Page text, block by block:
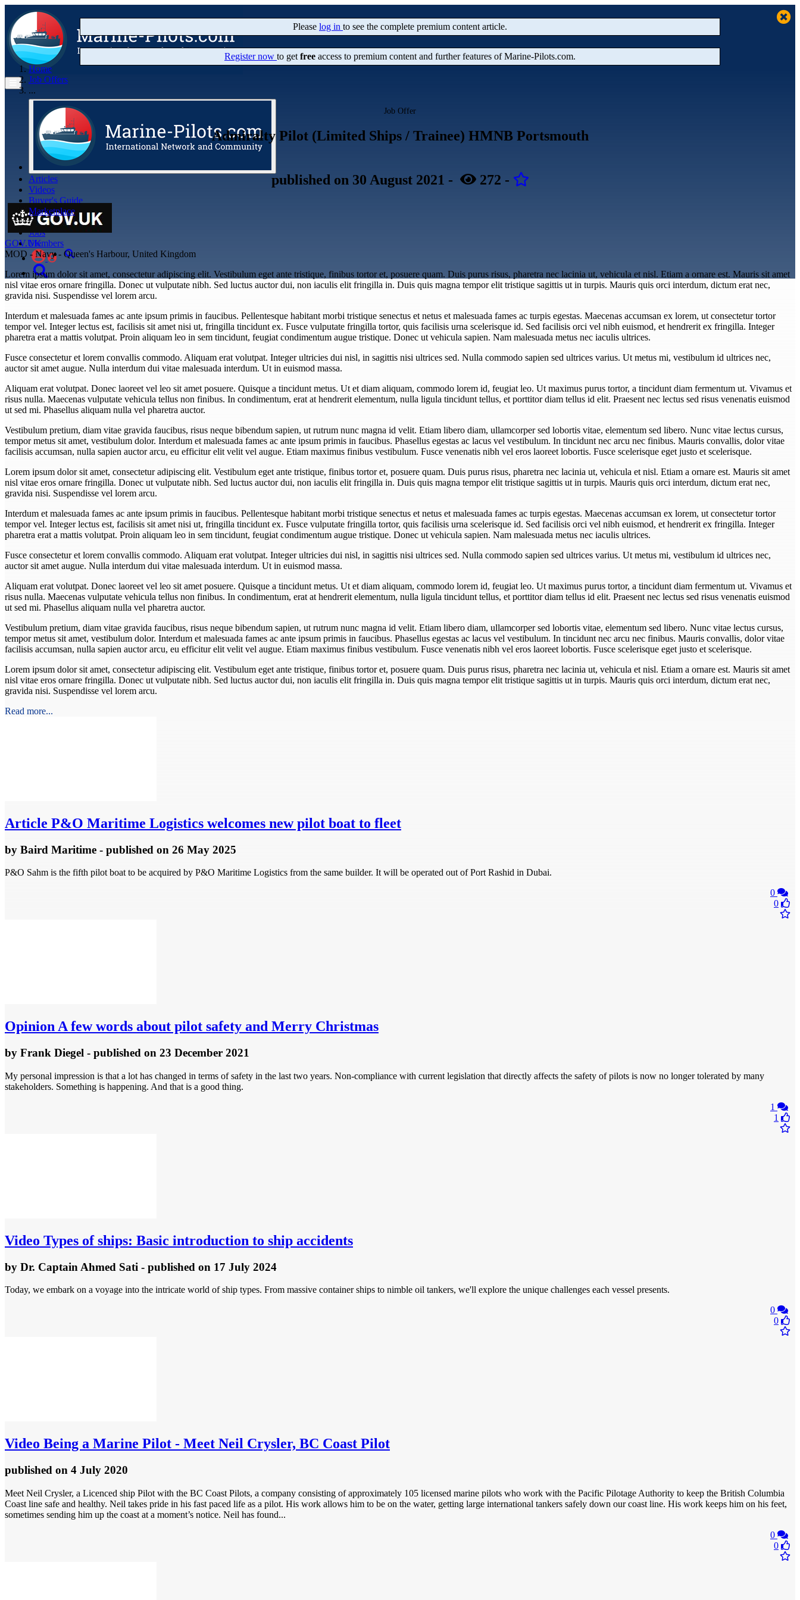
Articles
Videos
Buyer's Guide
Marketplace
Organisations
Jobs
Members
Home
Job Offers
...
Job Offer
Admiralty Pilot (Limited Ships / Trainee) HMNB Portsmouth
published on 30 August 2021 - 272 -
GOV.UK
MOD - Navy - Queen's Harbour, United Kingdom
Lorem ipsum dolor sit amet, consectetur adipiscing elit. Vestibulum eget ante tristique, finibus tortor et, posuere quam. Duis purus risus, pharetra nec lacinia ut, vehicula et nisl. Etiam a ornare est. Mauris sit amet
nisl vitae eros ornare fringilla. Donec ut vulputate nibh. Sed luctus auctor dui, non iaculis elit fringilla in. Duis quis magna tempor elit tristique sagittis ut in turpis. Mauris quis orci interdum, dictum erat nec,
gravida nisi. Suspendisse vel lorem arcu.
Please log in to see the complete premium content article.
Register now to get free access to premium content and further features of Marine‑Pilots.com.
Interdum et malesuada fames ac ante ipsum primis in faucibus. Pellentesque habitant morbi tristique senectus et netus et malesuada fames ac turpis egestas. Maecenas accumsan ex lorem, ut consectetur tortor
tempor vel. Integer lectus est, facilisis sit amet nisi ut, fringilla tincidunt ex. Fusce vulputate fringilla tortor, quis facilisis urna scelerisque id. Sed facilisis orci vel nibh euismod, et hendrerit ex fringilla. Integer
pharetra erat a mattis volutpat. Proin aliquam leo in sem tincidunt, feugiat condimentum augue tristique. Donec ut vehicula sapien. Nam malesuada metus nec iaculis ultrices.
Fusce consectetur et lorem convallis commodo. Aliquam erat volutpat. Integer ultricies dui nisl, in sagittis nisi ultrices sed. Nulla commodo sapien sed ultrices varius. Ut metus mi, vestibulum id ultrices nec,
auctor sit amet augue. Nulla interdum dui vitae malesuada interdum. Ut in euismod massa.
Aliquam erat volutpat. Donec laoreet vel leo sit amet posuere. Quisque a tincidunt metus. Ut et diam aliquam, commodo lorem id, feugiat leo. Ut maximus purus tortor, a tincidunt diam fermentum ut. Vivamus et
risus nulla. Maecenas vulputate vehicula tellus non finibus. In condimentum, erat at hendrerit elementum, nulla ligula tincidunt tellus, et porttitor diam tellus id elit. Praesent nec lectus sed risus venenatis euismod
ut sed mi. Phasellus aliquam nulla vel pharetra auctor.
Vestibulum pretium, diam vitae gravida faucibus, risus neque bibendum sapien, ut rutrum nunc magna id velit. Etiam libero diam, ullamcorper sed lobortis vitae, elementum sed libero. Nunc vitae lectus cursus,
tempor metus sit amet, vestibulum dolor. Interdum et malesuada fames ac ante ipsum primis in faucibus. Phasellus egestas ac lacus vel vestibulum. In tincidunt nec arcu nec finibus. Mauris convallis, dolor vitae
facilisis accumsan, nulla sapien auctor arcu, eu efficitur elit velit vel augue. Etiam maximus finibus vestibulum. Fusce venenatis nibh vel eros laoreet lobortis. Fusce scelerisque eget justo et scelerisque.
Lorem ipsum dolor sit amet, consectetur adipiscing elit. Vestibulum eget ante tristique, finibus tortor et, posuere quam. Duis purus risus, pharetra nec lacinia ut, vehicula et nisl. Etiam a ornare est. Mauris sit amet
nisl vitae eros ornare fringilla. Donec ut vulputate nibh. Sed luctus auctor dui, non iaculis elit fringilla in. Duis quis magna tempor elit tristique sagittis ut in turpis. Mauris quis orci interdum, dictum erat nec,
gravida nisi. Suspendisse vel lorem arcu.
Interdum et malesuada fames ac ante ipsum primis in faucibus. Pellentesque habitant morbi tristique senectus et netus et malesuada fames ac turpis egestas. Maecenas accumsan ex lorem, ut consectetur tortor
tempor vel. Integer lectus est, facilisis sit amet nisi ut, fringilla tincidunt ex. Fusce vulputate fringilla tortor, quis facilisis urna scelerisque id. Sed facilisis orci vel nibh euismod, et hendrerit ex fringilla. Integer
pharetra erat a mattis volutpat. Proin aliquam leo in sem tincidunt, feugiat condimentum augue tristique. Donec ut vehicula sapien. Nam malesuada metus nec iaculis ultrices.
Fusce consectetur et lorem convallis commodo. Aliquam erat volutpat. Integer ultricies dui nisl, in sagittis nisi ultrices sed. Nulla commodo sapien sed ultrices varius. Ut metus mi, vestibulum id ultrices nec,
auctor sit amet augue. Nulla interdum dui vitae malesuada interdum. Ut in euismod massa.
Aliquam erat volutpat. Donec laoreet vel leo sit amet posuere. Quisque a tincidunt metus. Ut et diam aliquam, commodo lorem id, feugiat leo. Ut maximus purus tortor, a tincidunt diam fermentum ut. Vivamus et
risus nulla. Maecenas vulputate vehicula tellus non finibus. In condimentum, erat at hendrerit elementum, nulla ligula tincidunt tellus, et porttitor diam tellus id elit. Praesent nec lectus sed risus venenatis euismod
ut sed mi. Phasellus aliquam nulla vel pharetra auctor.
Vestibulum pretium, diam vitae gravida faucibus, risus neque bibendum sapien, ut rutrum nunc magna id velit. Etiam libero diam, ullamcorper sed lobortis vitae, elementum sed libero. Nunc vitae lectus cursus,
tempor metus sit amet, vestibulum dolor. Interdum et malesuada fames ac ante ipsum primis in faucibus. Phasellus egestas ac lacus vel vestibulum. In tincidunt nec arcu nec finibus. Mauris convallis, dolor vitae
facilisis accumsan, nulla sapien auctor arcu, eu efficitur elit velit vel augue. Etiam maximus finibus vestibulum. Fusce venenatis nibh vel eros laoreet lobortis. Fusce scelerisque eget justo et scelerisque.
Lorem ipsum dolor sit amet, consectetur adipiscing elit. Vestibulum eget ante tristique, finibus tortor et, posuere quam. Duis purus risus, pharetra nec lacinia ut, vehicula et nisl. Etiam a ornare est. Mauris sit amet
nisl vitae eros ornare fringilla. Donec ut vulputate nibh. Sed luctus auctor dui, non iaculis elit fringilla in. Duis quis magna tempor elit tristique sagittis ut in turpis. Mauris quis orci interdum, dictum erat nec,
gravida nisi. Suspendisse vel lorem arcu.
Read more...
Article P&O Maritime Logistics welcomes new pilot boat to fleet
by Baird Maritime - published on 26 May 2025
P&O Sahm is the fifth pilot boat to be acquired by P&O Maritime Logistics from the same builder. It will be operated out of Port Rashid in Dubai.
0
0
OpinionA few words about pilot safety and Merry Christmas
by Frank Diegel - published on 23 December 2021
My personal impression is that a lot has changed in terms of safety in the last two years. Non-compliance with current legislation that directly affects the safety of pilots is now no longer tolerated by many
stakeholders. Something is happening. And that is a good thing.
1
1
Video Types of ships: Basic introduction to ship accidents
by Dr. Captain Ahmed Sati - published on 17 July 2024
Today, we embark on a voyage into the intricate world of ship types. From massive container ships to nimble oil tankers, we'll explore the unique challenges each vessel presents.
0
0
Video Being a Marine Pilot - Meet Neil Crysler, BC Coast Pilot
published on 4 July 2020
Meet Neil Crysler, a Licenced ship Pilot with the BC Coast Pilots, a company consisting of approximately 105 licensed marine pilots who work with the Pacific Pilotage Authority to keep the British Columbia
Coast line safe and healthy. Neil takes pride in his fast paced life as a pilot. His work allows him to be on the water, getting large international tankers safely down our coast line. His work keeps him on his feet,
sometimes sending him up the coast at a moment’s notice. Neil has found...
0
0